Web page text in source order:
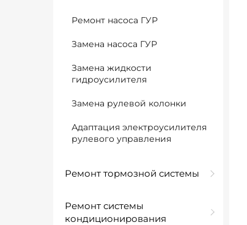
Ремонт насоса ГУР
Замена насоса ГУР
Замена жидкости
гидроусилителя
Замена рулевой колонки
Адаптация электроусилителя
рулевого управления
Ремонт тормозной системы
Ремонт системы
кондиционирования